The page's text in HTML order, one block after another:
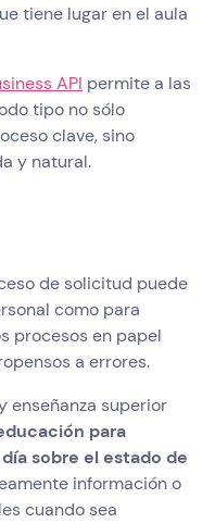
tiene lugar en el aula
API permite a las
tipo no sólo
clave, sino
y natural.
de solicitud puede
como para
procesos en papel
a errores.
enseñanza superior
para
sobre el estado de
información o
cuando sea